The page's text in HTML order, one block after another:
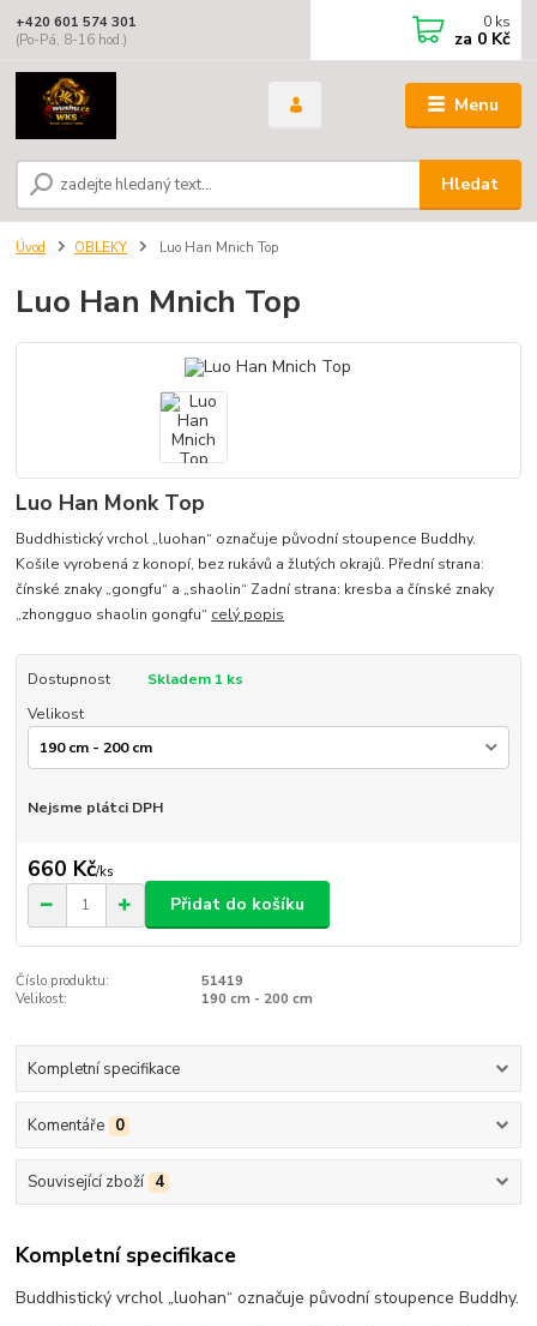
Menu
Hledat
+420 601 574 301
(Po-Pá, 8-16 hod.)
0 ks
za 0 Kč
Úvod OBLEKY Luo Han Mnich Top
Luo Han Mnich Top
Luo Han Monk Top
Buddhistický vrchol „luohan“ označuje původní stoupence Buddhy.
Košile vyrobená z konopí, bez rukávů a žlutých okrajů. Přední strana:
čínské znaky „gongfu“ a „shaolin“ Zadní strana: kresba a čínské znaky
„zhongguo shaolin gongfu“ celý popis
Dostupnost
Skladem 1 ks
Velikost
Nejsme plátci DPH
660 Kč/ks
Přidat do košíku
Číslo produktu:
51419
Velikost:
190 cm - 200 cm
Kompletní specifikace
Komentáře 0
Související zboží 4
Kompletní specifikace
Buddhistický vrchol „luohan“ označuje původní stoupence Buddhy.